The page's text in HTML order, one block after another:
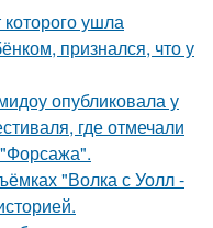
ушла
признался, что у
опубликовала у
где отмечали
"Волка с Уолл -